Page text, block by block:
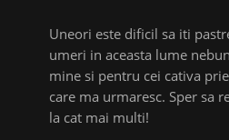
Uneori este dificil sa iti
umeri in aceasta lume
mine si pentru cei cativa
care ma urmaresc. Sper sa
la cat mai multi!